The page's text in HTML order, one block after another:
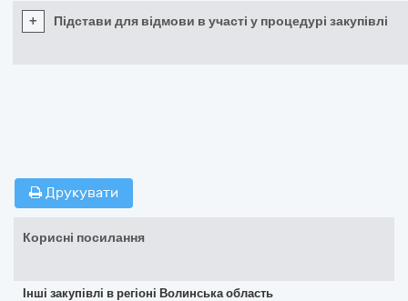
+ Підстави для відмови в участі у процедурі закупівлі
Друкувати
Корисні посилання
Інші закупівлі в регіоні Волинська область